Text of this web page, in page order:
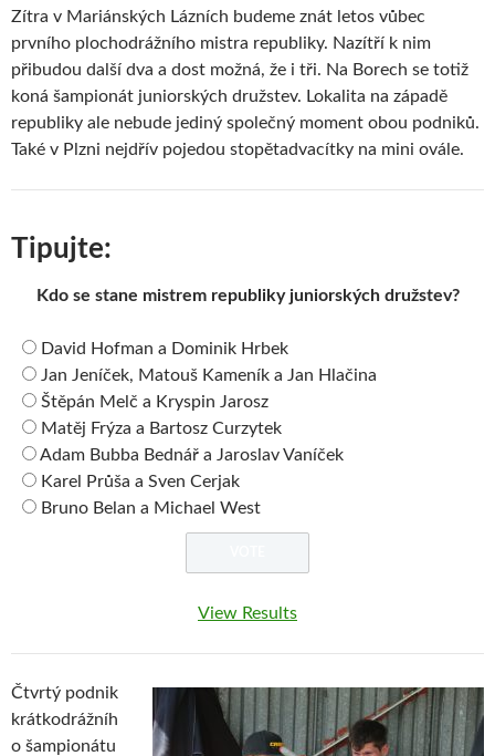
Zítra v Mariánských Lázních budeme znát letos vůbec
prvního plochodrážního mistra republiky. Nazítří k nim
přibudou další dva a dost možná, že i tři. Na Borech se totiž
koná šampionát juniorských družstev. Lokalita na západě
republiky ale nebude jediný společný moment obou podniků.
Také v Plzni nejdřív pojedou stopětadvacítky na mini ovále.
Tipujte:
Kdo se stane mistrem republiky juniorských družstev?
David Hofman a Dominik Hrbek
Jan Jeníček, Matouš Kameník a Jan Hlačina
Štěpán Melč a Kryspin Jarosz
Matěj Frýza a Bartosz Curzytek
Adam Bubba Bednář a Jaroslav Vaníček
Karel Průša a Sven Cerjak
Bruno Belan a Michael West
View Results
Čtvrtý podnik
krátkodrážníh
o šampionátu